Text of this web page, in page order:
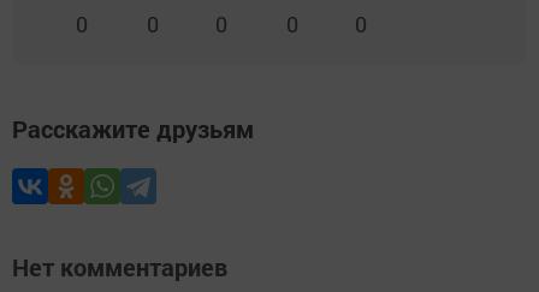
0 0 0 0 0
Расскажите друзьям
Нет комментариев